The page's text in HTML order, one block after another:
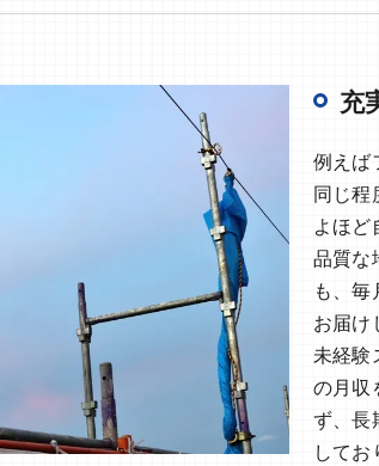
充
例えば
同じ程
よほど
品質な
も、
お届け
未経験
の月収
ず、長
してお